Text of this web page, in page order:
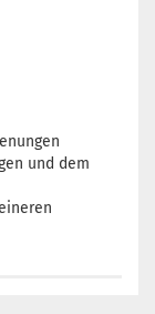
und dem